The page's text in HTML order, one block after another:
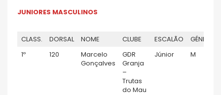
JUNIORES MASCULINOS
CLASS. DORSAL NOME CLUBE ESCALÃO
GÉNERO
1º
120
Marcelo
Gonçalves
GDR
Granja
–
Trutas
do Mau
Júnior M